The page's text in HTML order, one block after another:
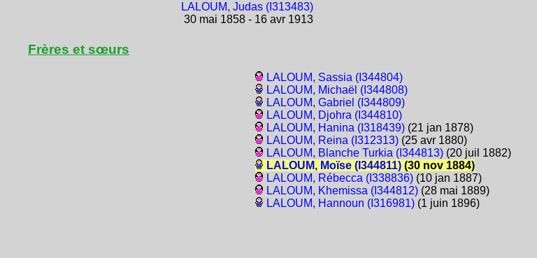
LALOUM, Judas (I313483)
30 mai 1858 - 16 avr 1913
Frères et sœurs
LALOUM, Sassia (I344804)
LALOUM, Michaël (I344808)
LALOUM, Gabriel (I344809)
LALOUM, Djohra (I344810)
LALOUM, Hanina (I318439) (21 jan 1878)
LALOUM, Reina (I312313) (25 avr 1880)
LALOUM, Blanche Turkia (I344813) (20 juil 1882)
LALOUM, Moïse (I344811) (30 nov 1884)
LALOUM, Rébecca (I338836) (10 jan 1887)
LALOUM, Khemissa (I344812) (28 mai 1889)
LALOUM, Hannoun (I316981) (1 juin 1896)